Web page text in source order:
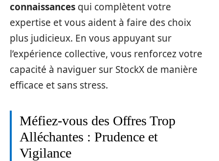
connaissances qui complètent votre
expertise et vous aident à faire des choix
plus judicieux. En vous appuyant sur
l’expérience collective, vous renforcez votre
capacité à naviguer sur StockX de manière
efficace et sans stress.
Méfiez-vous des Offres Trop
Alléchantes : Prudence et
Vigilance